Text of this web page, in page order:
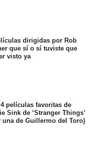
dirigidas por Rob
que sí o sí tuviste que
visto ya
4 películas favoritas de
Sink de ‘Stranger Things’
una de Guillermo del Toro)